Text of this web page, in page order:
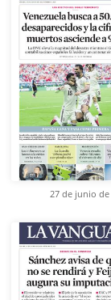
27 de junio de